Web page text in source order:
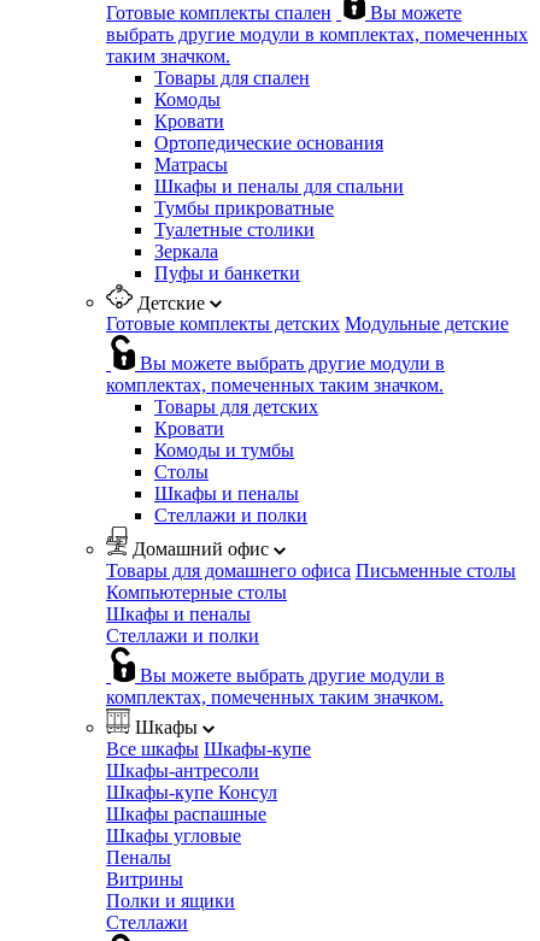
Готовые комплекты спален
Вы можете
выбрать другие модули в комплектах, помеченных
таким значком.
Товары для спален
Комоды
Кровати
Ортопедические основания
Матрасы
Шкафы и пеналы для спальни
Тумбы прикроватные
Туалетные столики
Зеркала
Пуфы и банкетки
Детские
Готовые комплекты детских Модульные детские
Вы можете выбрать другие модули в
комплектах, помеченных таким значком.
Товары для детских
Кровати
Комоды и тумбы
Столы
Шкафы и пеналы
Стеллажи и полки
Домашний офис
Товары для домашнего офиса Письменные столы
Компьютерные столы
Шкафы и пеналы
Стеллажи и полки
Вы можете выбрать другие модули в
комплектах, помеченных таким значком.
Шкафы
Все шкафы Шкафы-купе
Шкафы-антресоли
Шкафы-купе Консул
Шкафы распашные
Шкафы угловые
Пеналы
Витрины
Полки и ящики
Стеллажи